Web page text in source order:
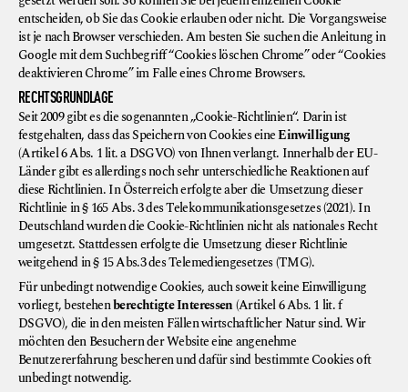
entscheiden, ob Sie das Cookie erlauben oder nicht. Die Vorgangsweise
ist je nach Browser verschieden. Am besten Sie suchen die Anleitung in
Google mit dem Suchbegriff “Cookies löschen Chrome” oder “Cookies
deaktivieren Chrome” im Falle eines Chrome Browsers.
RECHTSGRUNDLAGE
Seit 2009 gibt es die sogenannten „Cookie-Richtlinien“. Darin ist
festgehalten, dass das Speichern von Cookies eineEinwilligung
(Artikel 6 Abs. 1 lit. a DSGVO) von Ihnen verlangt. Innerhalb der EU-
Länder gibt es allerdings noch sehr unterschiedliche Reaktionen auf
diese Richtlinien. In Österreich erfolgte aber die Umsetzung dieser
Richtlinie in § 165 Abs. 3 des Telekommunikationsgesetzes (2021). In
Deutschland wurden die Cookie-Richtlinien nicht als nationales Recht
umgesetzt. Stattdessen erfolgte die Umsetzung dieser Richtlinie
weitgehend in § 15 Abs.3 des Telemediengesetzes (TMG).
Für unbedingt notwendige Cookies, auch soweit keine Einwilligung
vorliegt, bestehenberechtigte Interessen(Artikel 6 Abs. 1 lit. f
DSGVO), die in den meisten Fällen wirtschaftlicher Natur sind. Wir
möchten den Besuchern der Website eine angenehme
Benutzererfahrung bescheren und dafür sind bestimmte Cookies oft
unbedingt notwendig.